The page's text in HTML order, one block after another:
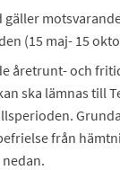
(15 maj- 15
åretrunt- och
ska lämnas till
från